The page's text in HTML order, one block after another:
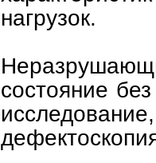
нагрузок.
состояние